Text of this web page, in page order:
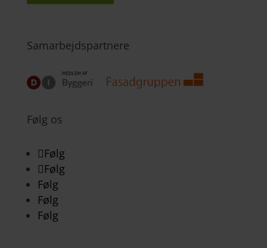
Samarbejdspartnere
Følg os
Følg
Følg
Følg
Følg
Følg